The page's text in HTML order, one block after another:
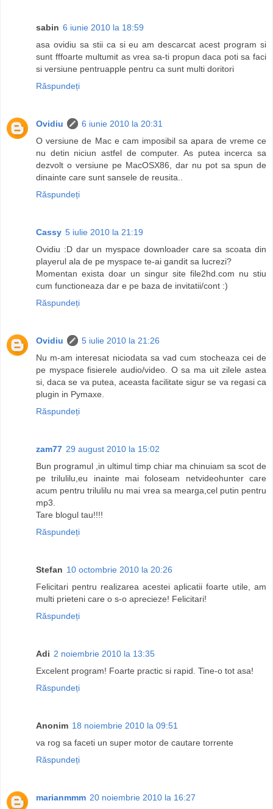
sabin 6 iunie 2010 la 18:59
asa ovidiu sa stii ca si eu am descarcat acest program si
sunt fffoarte multumit as vrea sa-ti propun daca poti sa faci
si versiune pentruapple pentru ca sunt multi doritori
Răspundeți
Ovidiu
6 iunie 2010 la 20:31
O versiune de Mac e cam imposibil sa apara de vreme ce
nu detin niciun astfel de computer. As putea incerca sa
dezvolt o versiune pe MacOSX86, dar nu pot sa spun de
dinainte care sunt sansele de reusita..
Răspundeți
Cassy 5 iulie 2010 la 21:19
Ovidiu :D dar un myspace downloader care sa scoata din
playerul ala de pe myspace te-ai gandit sa lucrezi?
Momentan exista doar un singur site file2hd.com nu stiu
cum functioneaza dar e pe baza de invitatii/cont :)
Răspundeți
Ovidiu
5 iulie 2010 la 21:26
Nu m-am interesat niciodata sa vad cum stocheaza cei de
pe myspace fisierele audio/video. O sa ma uit zilele astea
si, daca se va putea, aceasta facilitate sigur se va regasi ca
plugin in Pymaxe.
Răspundeți
zam77 29 august 2010 la 15:02
Bun programul ,in ultimul timp chiar ma chinuiam sa scot de
pe trilulilu,eu inainte mai foloseam netvideohunter care
acum pentru trilulilu nu mai vrea sa mearga,cel putin pentru
mp3.
Tare blogul tau!!!!
Răspundeți
Stefan 10 octombrie 2010 la 20:26
Felicitari pentru realizarea acestei aplicatii foarte utile, am
multi prieteni care o s-o aprecieze! Felicitari!
Răspundeți
Adi 2 noiembrie 2010 la 13:35
Excelent program! Foarte practic si rapid. Tine-o tot asa!
Răspundeți
Anonim 18 noiembrie 2010 la 09:51
va rog sa faceti un super motor de cautare torrente
Răspundeți
marianmmm 20 noiembrie 2010 la 16:27